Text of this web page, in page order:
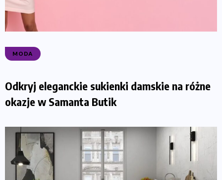
MODA
Odkryj eleganckie sukienki damskie na różne
okazje w Samanta Butik